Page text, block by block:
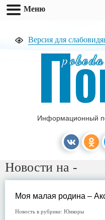
Версия для
П
Информационный
Новости на -
Моя малая родина –
Новость в рубрике: Юнкоры
Меню